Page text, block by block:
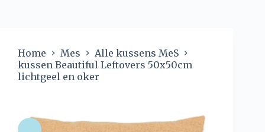
Home Mes
Alle kussens MeS
kussen Beautiful Leftovers 50x50cm
lichtgeel en oker